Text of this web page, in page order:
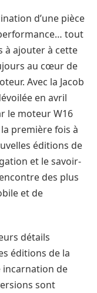
d’une pièce
tout
à ajouter à cette
au cœur de
Avec la Jacob
en avril
le moteur W16
première fois à
éditions de
et le savoir-
des plus
et de
détails
éditions de la
de
sont